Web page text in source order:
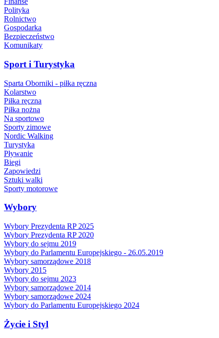
Polityka
Rolnictwo
Gospodarka
Bezpieczeństwo
Komunikaty
Sport i Turystyka
Sparta Oborniki - piłka ręczna
Kolarstwo
Piłka ręczna
Piłka nożna
Na sportowo
Sporty zimowe
Nordic Walking
Turystyka
Pływanie
Biegi
Zapowiedzi
Sztuki walki
Sporty motorowe
Wybory
Wybory Prezydenta RP 2025
Wybory Prezydenta RP 2020
Wybory do sejmu 2019
Wybory do Parlamentu Europejskiego - 26.05.2019
Wybory samorządowe 2018
Wybory 2015
Wybory do sejmu 2023
Wybory samorządowe 2014
Wybory samorządowe 2024
Wybory do Parlamentu Europejskiego 2024
Życie i Styl